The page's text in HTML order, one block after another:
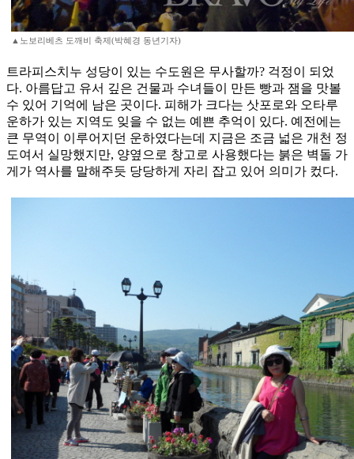
▲노보리베츠 도깨비 축제(박혜경 동년기자)
트라피스치누 성당이 있는 수도원은 무사할까? 걱정이 되었
다. 아름답고 유서 깊은 건물과 수녀들이 만든 빵과 잼을 맛볼
수 있어 기억에 남은 곳이다. 피해가 크다는 삿포로와 오타루
운하가 있는 지역도 잊을 수 없는 예쁜 추억이 있다. 예전에는
큰 무역이 이루어지던 운하였다는데 지금은 조금 넓은 개천 정
도여서 실망했지만, 양옆으로 창고로 사용했다는 붉은 벽돌 가
게가 역사를 말해주듯 당당하게 자리 잡고 있어 의미가 컸다.